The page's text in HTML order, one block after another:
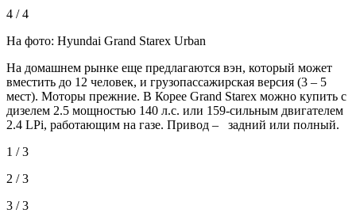
4 / 4
На фото: Hyundai Grand Starex Urban
На домашнем рынке еще предлагаются вэн, который может
вместить до 12 человек, и грузопассажирская версия (3 – 5
мест). Моторы прежние. В Корее Grand Starex можно купить с
дизелем 2.5 мощностью 140 л.с. или 159-сильным двигателем
2.4 LPi, работающим на газе. Привод – задний или полный.
1 / 3
2 / 3
3 / 3